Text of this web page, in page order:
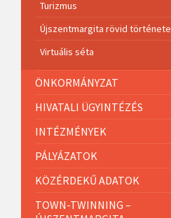
Turizmus
Újszentmargita rövid története
Virtuális séta
ÖNKORMÁNYZAT
HIVATALI ÜGYINTÉZÉS
INTÉZMÉNYEK
PÁLYÁZATOK
KÖZÉRDEKŰ ADATOK
TOWN-TWINNING –